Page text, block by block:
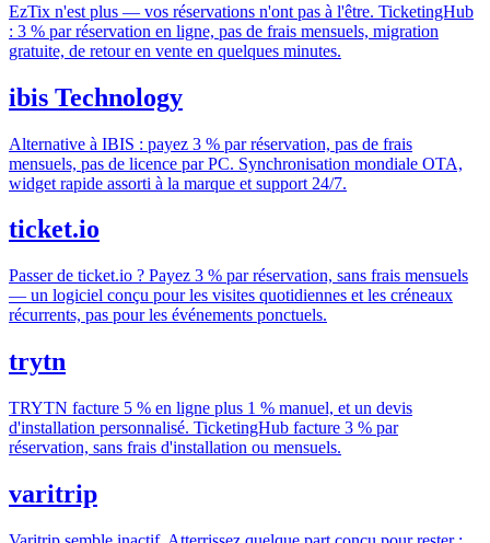
EzTix n'est plus — vos réservations n'ont pas à l'être. TicketingHub
: 3 % par réservation en ligne, pas de frais mensuels, migration
gratuite, de retour en vente en quelques minutes.
ibis Technology
Alternative à IBIS : payez 3 % par réservation, pas de frais
mensuels, pas de licence par PC. Synchronisation mondiale OTA,
widget rapide assorti à la marque et support 24/7.
ticket.io
Passer de ticket.io ? Payez 3 % par réservation, sans frais mensuels
— un logiciel conçu pour les visites quotidiennes et les créneaux
récurrents, pas pour les événements ponctuels.
trytn
TRYTN facture 5 % en ligne plus 1 % manuel, et un devis
d'installation personnalisé. TicketingHub facture 3 % par
réservation, sans frais d'installation ou mensuels.
varitrip